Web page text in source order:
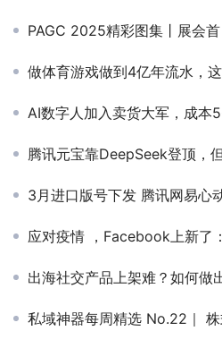
PAGC 2025精彩图集丨展会首日圆满
做体育游戏做到4亿年流水，这家深圳
AI数字人加入卖货大军，成本5000
腾讯元宝靠DeepSeek登顶，
3月进口版号下发 腾讯网易心动等头部
应对疫情 ，Facebook上新了
出海社交产品上架难？如何做出差
私域神器每周精选 No.22｜ 株式会社提供出